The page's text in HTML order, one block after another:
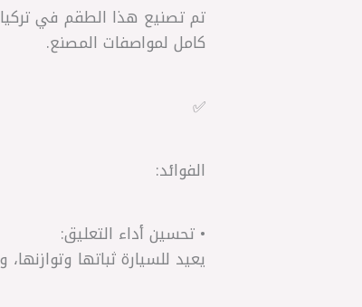
كامل لمواصفات المصنع.
✅
الفوائد:
• تحسين أداء التعليق:
يعيد للسيارة ثباتها